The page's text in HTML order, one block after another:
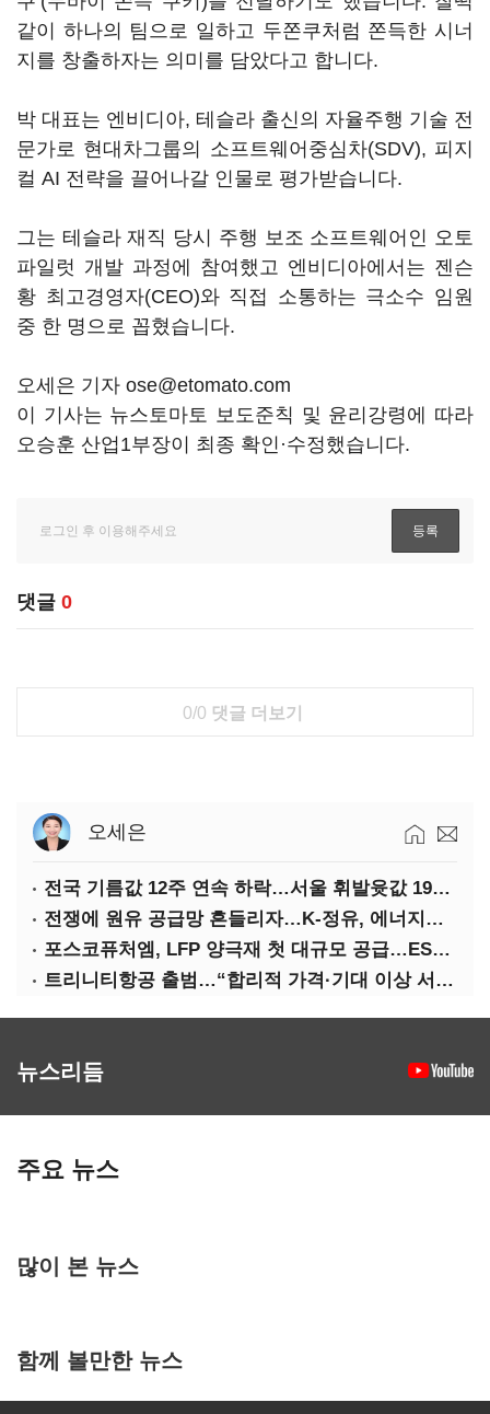
같이 하나의 팀으로 일하고 두쫀쿠처럼 쫀득한 시너
지를 창출하자는 의미를 담았다고 합니다.
박 대표는 엔비디아, 테슬라 출신의 자율주행 기술 전
문가로 현대차그룹의 소프트웨어중심차(SDV), 피지
컬 AI 전략을 끌어나갈 인물로 평가받습니다.
그는 테슬라 재직 당시 주행 보조 소프트웨어인 오토
파일럿 개발 과정에 참여했고 엔비디아에서는 젠슨
황 최고경영자(CEO)와 직접 소통하는 극소수 임원
중 한 명으로 꼽혔습니다.
오세은 기자 ose@etomato.com
이 기사는 뉴스토마토 보도준칙 및 윤리강령에 따라
오승훈 산업1부장이 최종 확인·수정했습니다.
댓글 0
0/0 댓글 더보기
오세은
전국 기름값 12주 연속 하락…서울 휘발윳값 1909원
전쟁에 원유 공급망 흔들리자…K-정유, 에너지안보 핵심으로 재부상
포스코퓨처엠, LFP 양극재 첫 대규모 공급…ESS 시장 공략
트리니티항공 출범…“합리적 가격·기대 이상 서비스로 승부”
뉴스리듬
주요 뉴스
많이 본 뉴스
함께 볼만한 뉴스